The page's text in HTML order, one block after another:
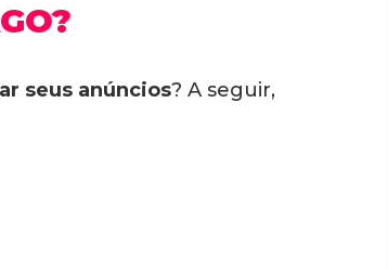
seus anúncios? A seguir,